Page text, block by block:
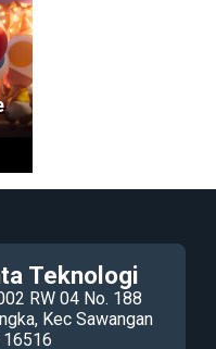
Teknologi
RW 04 No. 188
Kec Sawangan
16516